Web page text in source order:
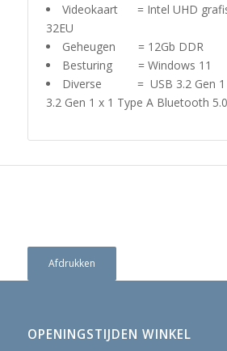
Videokaart = Intel UHD
32EU
Geheugen = 12Gb DDR
Besturing = Windows 11
Diverse = USB 3.2 Gen 1
3.2 Gen 1 x 1 Type A Bluetooth 5.0
Afdrukken
OPENINGSTIJDEN WINKEL